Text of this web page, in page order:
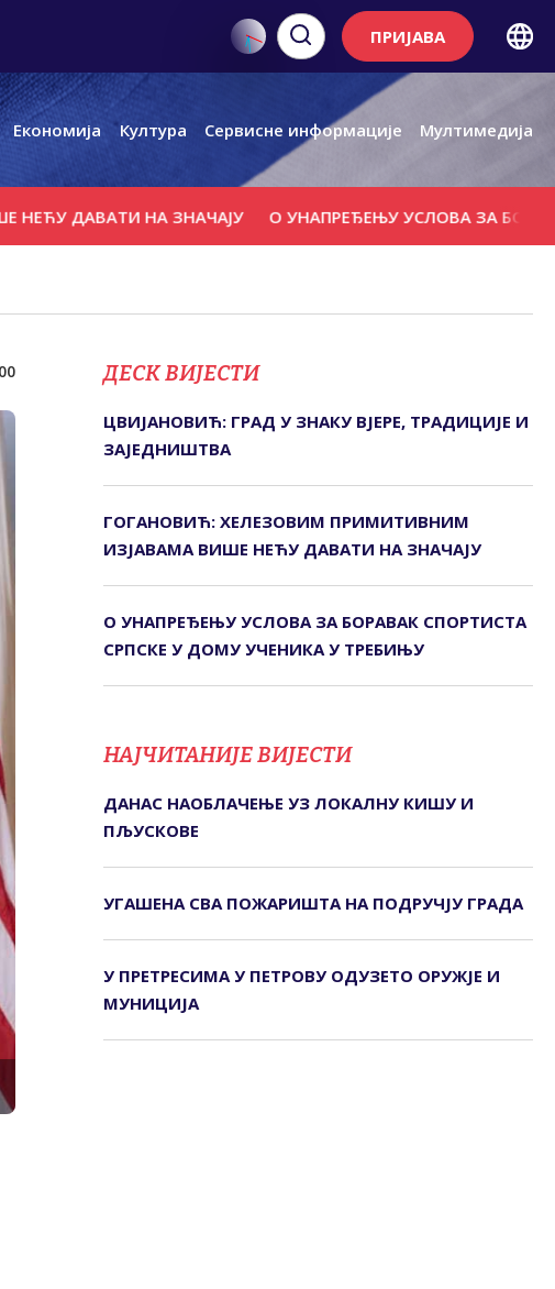
ПРИЈАВА
Економија Култура Сервисне информације Мултимедија
НА ЗНАЧАЈУ О УНАПРЕЂЕЊУ УСЛОВА ЗА БОРАВАК
ДЕСК ВИЈЕСТИ
ЦВИЈАНОВИЋ: ГРАД У ЗНАКУ ВЈЕРЕ, ТРАДИЦИЈЕ И
ЗАЈЕДНИШТВА
ГОГАНОВИЋ: ХЕЛЕЗОВИМ ПРИМИТИВНИМ
ИЗЈАВАМА ВИШЕ НЕЋУ ДАВАТИ НА ЗНАЧАЈУ
О УНАПРЕЂЕЊУ УСЛОВА ЗА БОРАВАК СПОРТИСТА
СРПСКЕ У ДОМУ УЧЕНИКА У ТРЕБИЊУ
НАЈЧИТАНИЈЕ ВИЈЕСТИ
ДАНАС НАОБЛАЧЕЊЕ УЗ ЛОКАЛНУ КИШУ И
ПЉУСКОВЕ
УГАШЕНА СВА ПОЖАРИШТА НА ПОДРУЧЈУ ГРАДА
У ПРЕТРЕСИМА У ПЕТРОВУ ОДУЗЕТО ОРУЖЈЕ И
МУНИЦИЈА